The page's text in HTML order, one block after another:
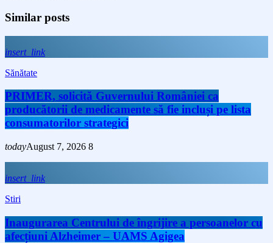
Similar posts
insert_link
Sănătate
PRIMER, solicită Guvernului României ca
producătorii de medicamente să fie incluși pe lista
consumatorilor strategici
todayAugust 7, 2026 8
insert_link
Stiri
Inaugurarea Centrului de îngrijire a persoanelor cu
afecțiuni Alzheimer – UAMS Agigea